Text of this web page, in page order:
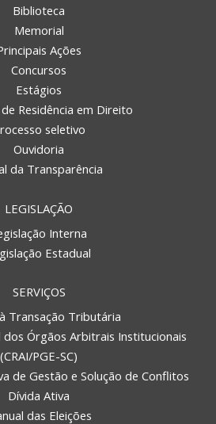
Biblioteca
Memorial
Ações
Concursos
Estágios
Residência em Direito
seletivo
Ouvidoria
da Transparência
LEGISLAÇÃO
Interna
Estadual
SERVIÇOS
Transação Tributária
dos Órgãos Arbitrais Institucionais
(CRAI/PGE-SC)
de Gestão e Solução de Conflitos
Dívida Ativa
das Eleições